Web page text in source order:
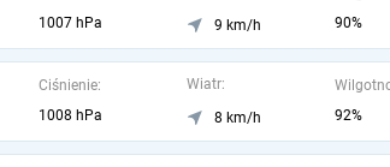
1007 hPa
9 km/h
90%
Ciśnienie:
1008 hPa
Wiatr:
8 km/h
92%